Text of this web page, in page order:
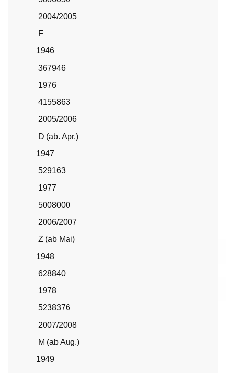
2004/2005
F
1946
367946
1976
4155863
2005/2006
D (ab. Apr.)
1947
529163
1977
5008000
2006/2007
Z (ab Mai)
1948
628840
1978
5238376
2007/2008
M (ab Aug.)
1949